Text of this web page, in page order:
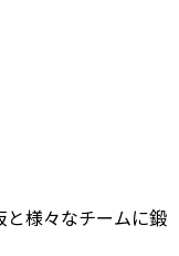
様々なチームに鍛